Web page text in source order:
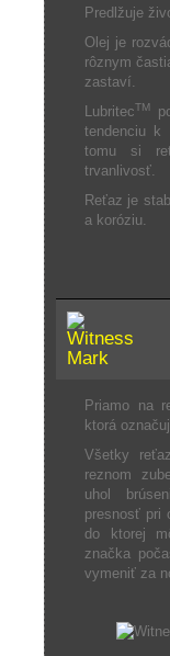
Predlžuje
Olej je
rôznym
zastaví.
LubritecTM
tendenciu k
tomu si
trvanlivosť.
Reťaz je
a koróziu.
Priamo na
ktorá
Všetky
reznom
uhol
presnosť pri
do ktorej
značka
vymeniť za